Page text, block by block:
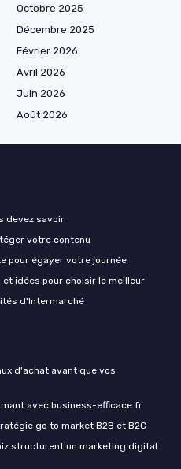
Octobre 2025
Décembre 2025
Février 2026
Avril 2026
Juin 2026
Août 2026
devez savoir
votre contenu
pour égayer votre journée
idées pour choisir le meilleur
d'Intermarché
d'achat avant que vos
avec business-efficace fr
go to market B2B et B2C
structurent un marketing digital